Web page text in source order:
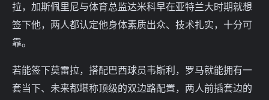
拉，加斯佩里尼与体育总监达米科早在亚特兰大时期就想
签下他，两人都认定他身体素质出众、技术扎实，十分可
靠。
若能签下莫雷拉，搭配巴西球员韦斯利，罗马就能拥有一
套当下、未来都堪称顶级的双边路配置，两人前插套边的